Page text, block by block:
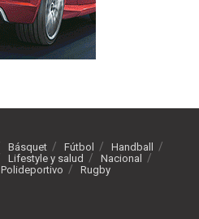
Básquet Fútbol
Handball
Lifestyle y salud
Nacional
Polideportivo Rugby